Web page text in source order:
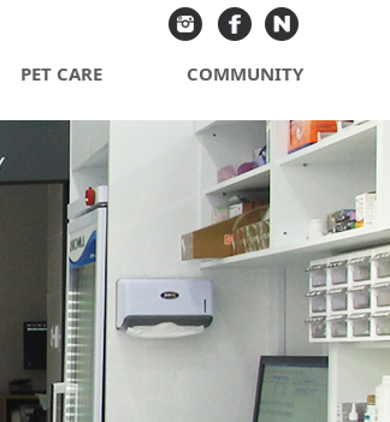
PET CARE COMMUNITY